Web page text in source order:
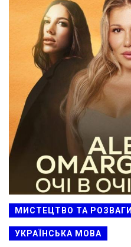
МИСТЕЦТВО ТА РОЗВАГИ
УКРАЇНСЬКА МОВА